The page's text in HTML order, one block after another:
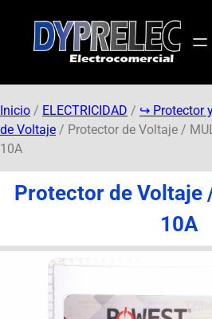
Inicio / ELECTRICIDAD / ↪︎ Protector
de Voltaje / Protector de Voltaje /
10A
Protector de Voltaje
10A